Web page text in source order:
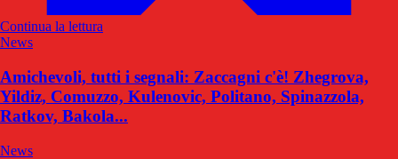
Continua la lettura
News
Amichevoli, tutti i segnali: Zaccagni c'è! Zhegrova,
Yildiz, Comuzzo, Kulenovic, Politano, Spinazzola,
Ratkov, Bakola...
News